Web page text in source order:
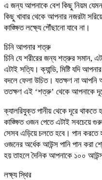
এ জন্য আপনাকে বেশ কিছু নিয়ম
কিছু খাবার থেকে আপনার নজরটা
কাঙ্ক্ষিত লক্ষ্যে পৌঁছানো যাবে না।
চিনি আপনার শত্রু
চিনি যে শরীরের জন্য শত্রুর সমান,
এটাই সত্যি। ক্যান্ডি, মিষ্টি যদি
বদলে ফেলা উচিত। যতক্ষণ না আপনি
ততক্ষণ এই ‘শত্রু’ থেকে আপনাকে
ক্যালরিযুক্ত পানীয় থেকে দূরে থাকতে
কাঙ্ক্ষিত ওজন পেতে এটাই সবচেয়ে
সেসব এড়িয়ে চলতে হবে। পান
ওজনের অর্ধেক আউন্স পানি পান করা
হয় তাহলে দৈনিক আপনাকে ১০০
লক্ষ্য স্থির